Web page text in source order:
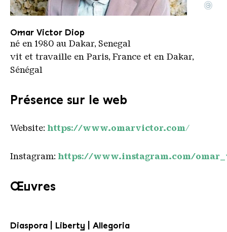
Omar Victor Diop
Copyright: Omar Victor Diop
©
Omar Victor Diop
né en 1980 au Dakar, Senegal
vit et travaille en Paris, France et en Dakar,
Sénégal
Présence sur le web
Website: https://www.omarvictor.com/
Instagram: https://www.instagram.com/
Œuvres
Diaspora | Liberty | Allegoria